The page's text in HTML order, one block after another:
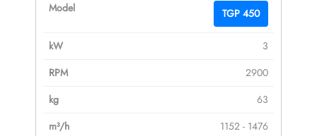
TGP 450
3
2900
63
1152 - 1476